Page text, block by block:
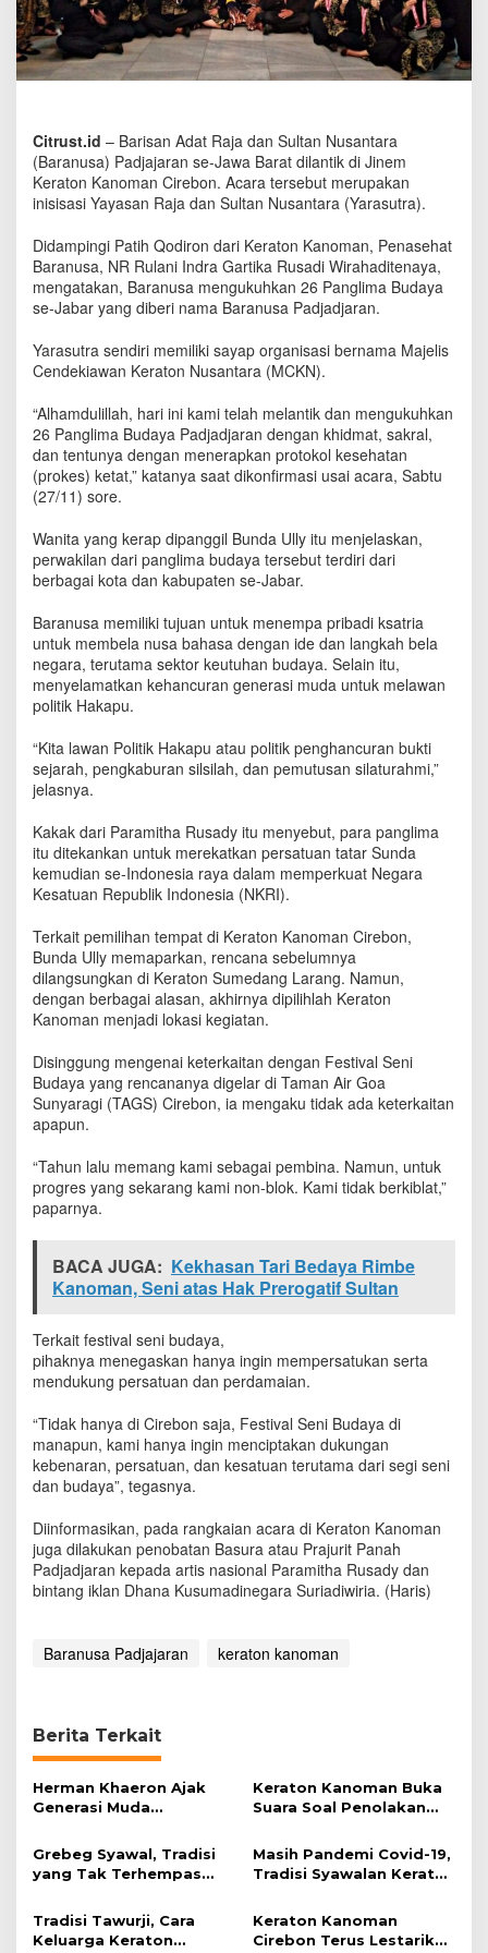
u
d
y
a
l
a
n
t
k
B
a
r
n
u
s
d
i
K
e
t
o
n
a
n
o
m
a
i
r
o
n
Citrust.id – Barisan Adat Raja dan Sultan Nusantara
(Baranusa) Padjajaran se-Jawa Barat dilantik di Jinem
Keraton Kanoman Cirebon. Acara tersebut merupakan
inisisasi Yayasan Raja dan Sultan Nusantara (Yarasutra).
Didampingi Patih Qodiron dari Keraton Kanoman, Penasehat
Baranusa, NR Rulani Indra Gartika Rusadi Wirahaditenaya,
mengatakan, Baranusa mengukuhkan 26 Panglima Budaya
se-Jabar yang diberi nama Baranusa Padjadjaran.
Yarasutra sendiri memiliki sayap organisasi bernama Majelis
Cendekiawan Keraton Nusantara (MCKN).
“Alhamdulillah, hari ini kami telah melantik dan mengukuhkan
26 Panglima Budaya Padjadjaran dengan khidmat, sakral,
dan tentunya dengan menerapkan protokol kesehatan
(prokes) ketat,” katanya saat dikonfirmasi usai acara, Sabtu
(27/11) sore.
Wanita yang kerap dipanggil Bunda Ully itu menjelaskan,
perwakilan dari panglima budaya tersebut terdiri dari
berbagai kota dan kabupaten se-Jabar.
Baranusa memiliki tujuan untuk menempa pribadi ksatria
untuk membela nusa bahasa dengan ide dan langkah bela
negara, terutama sektor keutuhan budaya. Selain itu,
menyelamatkan kehancuran generasi muda untuk melawan
politik Hakapu.
“Kita lawan Politik Hakapu atau politik penghancuran bukti
sejarah, pengkaburan silsilah, dan pemutusan silaturahmi,”
jelasnya.
Kakak dari Paramitha Rusady itu menyebut, para panglima
itu ditekankan untuk merekatkan persatuan tatar Sunda
kemudian se-Indonesia raya dalam memperkuat Negara
Kesatuan Republik Indonesia (NKRI).
Terkait pemilihan tempat di Keraton Kanoman Cirebon,
Bunda Ully memaparkan, rencana sebelumnya
dilangsungkan di Keraton Sumedang Larang. Namun,
dengan berbagai alasan, akhirnya dipilihlah Keraton
Kanoman menjadi lokasi kegiatan.
Disinggung mengenai keterkaitan dengan Festival Seni
Budaya yang rencananya digelar di Taman Air Goa
Sunyaragi (TAGS) Cirebon, ia mengaku tidak ada keterkaitan
apapun.
“Tahun lalu memang kami sebagai pembina. Namun, untuk
progres yang sekarang kami non-blok. Kami tidak berkiblat,”
paparnya.
BACA JUGA: Kekhasan Tari Bedaya Rimbe
Kanoman, Seni atas Hak Prerogatif Sultan
Terkait festival seni budaya,
pihaknya menegaskan hanya ingin mempersatukan serta
mendukung persatuan dan perdamaian.
“Tidak hanya di Cirebon saja, Festival Seni Budaya di
manapun, kami hanya ingin menciptakan dukungan
kebenaran, persatuan, dan kesatuan terutama dari segi seni
dan budaya”, tegasnya.
Diinformasikan, pada rangkaian acara di Keraton Kanoman
juga dilakukan penobatan Basura atau Prajurit Panah
Padjadjaran kepada artis nasional Paramitha Rusady dan
bintang iklan Dhana Kusumadinegara Suriadiwiria. (Haris)
Baranusa Padjajaran keraton kanoman
Berita Terkait
Herman Khaeron Ajak
Generasi Muda
Keraton Kanoman Buka
Suara Soal Penolakan
II
Grebeg Syawal, Tradisi
yang Tak Terhempas
Masih Pandemi Covid-19,
Tradisi Syawalan Keraton
Terbatas
Tradisi Tawurji, Cara
Keluarga Keraton
Keraton Kanoman
Cirebon Terus Lestarikan